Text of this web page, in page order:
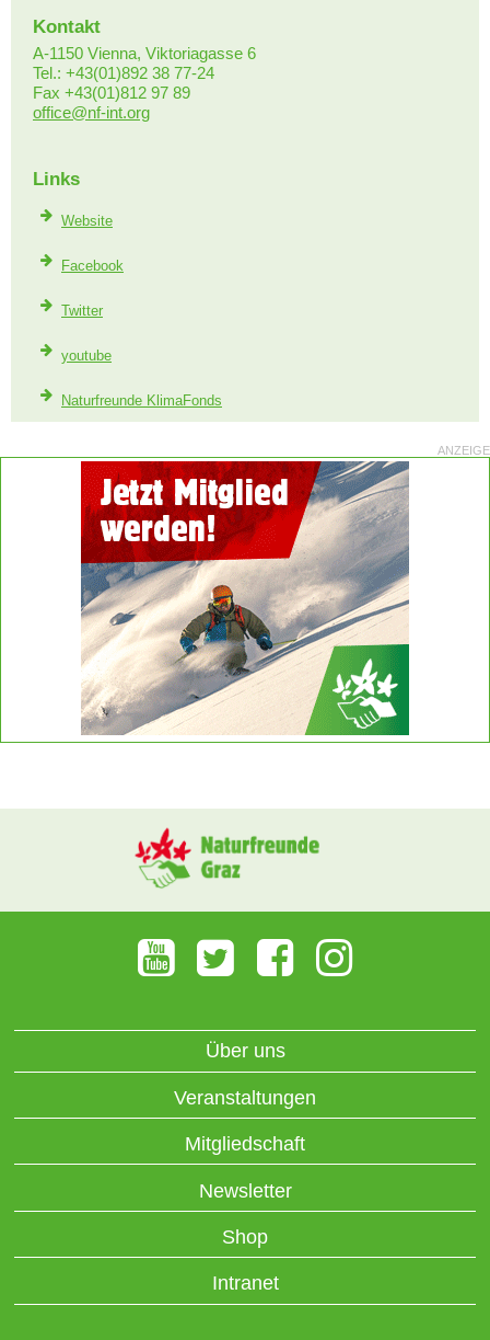
Kontakt
A-1150 Vienna, Viktoriagasse 6
Tel.: +43(01)892 38 77-24
Fax +43(01)812 97 89
office@nf-int.org
Links
Website
Facebook
Twitter
youtube
Naturfreunde KlimaFonds
ANZEIGE
Über uns
Veranstaltungen
Mitgliedschaft
Newsletter
Shop
Intranet